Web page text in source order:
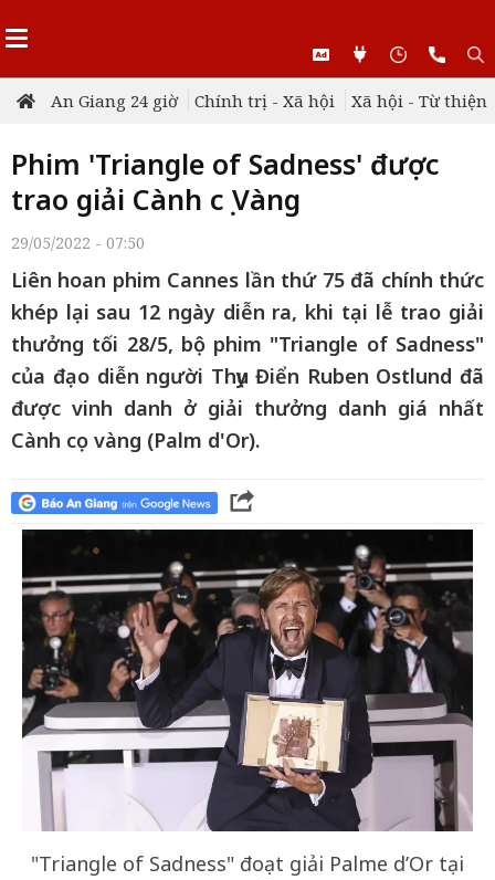
An Giang 24 giờ Chính trị - Xã hội Xã hội - Từ thiện
Phim 'Triangle of Sadness' được
trao giải Cành cọ Vàng
29/05/2022 - 07:50
Liên hoan phim Cannes lần thứ 75 đã chính thức
khép lại sau 12 ngày diễn ra, khi tại lễ trao giải
thưởng tối 28/5, bộ phim "Triangle of Sadness"
của đạo diễn người Thụy Điển Ruben Ostlund đã
được vinh danh ở giải thưởng danh giá nhất
Cành cọ vàng (Palm d'Or).
"Triangle of Sadness" đoạt giải Palme d’Or tại